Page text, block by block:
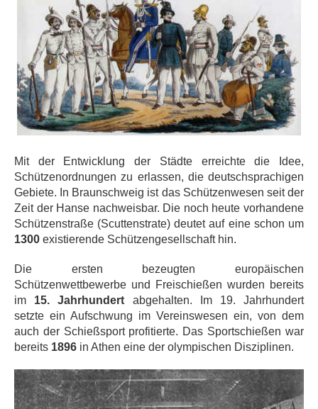
Mit der Entwicklung der Städte erreichte die Idee,
Schützenordnungen zu erlassen, die deutschsprachigen
Gebiete. In Braunschweig ist das Schützenwesen seit der
Zeit der Hanse nachweisbar. Die noch heute vorhandene
Schützenstraße (Scuttenstrate) deutet auf eine schon um
1300 existierende Schützengesellschaft hin.
Die ersten bezeugten europäischen
Schützenwettbewerbe und Freischießen wurden bereits
im 15. Jahrhundert abgehalten. Im 19. Jahrhundert
setzte ein Aufschwung im Vereinswesen ein, von dem
auch der Schießsport profitierte. Das Sportschießen war
bereits 1896 in Athen eine der olympischen Disziplinen.